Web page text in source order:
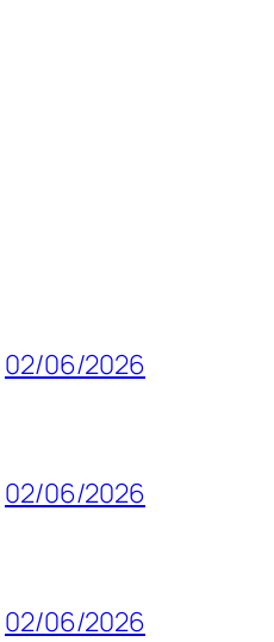
02/06/2026
02/06/2026
02/06/2026